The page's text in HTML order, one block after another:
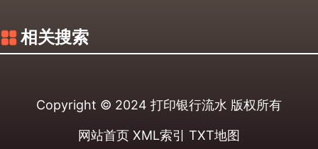
相关搜索
Copyright © 2024 打印银行流水 版权所有
网站首页 XML索引 TXT地图